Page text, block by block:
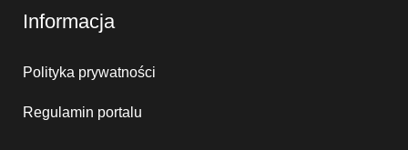
Informacja
Polityka prywatności
Regulamin portalu